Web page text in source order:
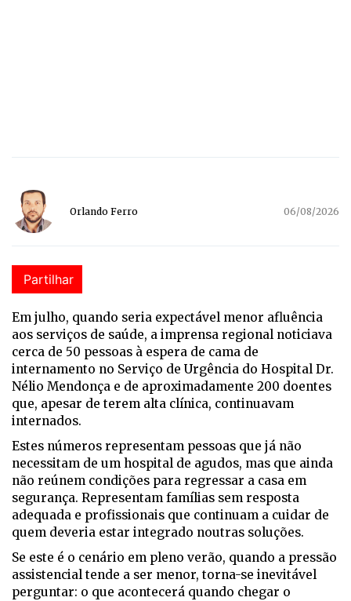
Orlando Ferro 06/08/2026
Partilhar
Em julho, quando seria expectável menor afluência
aos serviços de saúde, a imprensa regional noticiava
cerca de 50 pessoas à espera de cama de
internamento no Serviço de Urgência do Hospital Dr.
Nélio Mendonça e de aproximadamente 200 doentes
que, apesar de terem alta clínica, continuavam
internados.
Estes números representam pessoas que já não
necessitam de um hospital de agudos, mas que ainda
não reúnem condições para regressar a casa em
segurança. Representam famílias sem resposta
adequada e profissionais que continuam a cuidar de
quem deveria estar integrado noutras soluções.
Se este é o cenário em pleno verão, quando a pressão
assistencial tende a ser menor, torna-se inevitável
perguntar: o que acontecerá quando chegar o